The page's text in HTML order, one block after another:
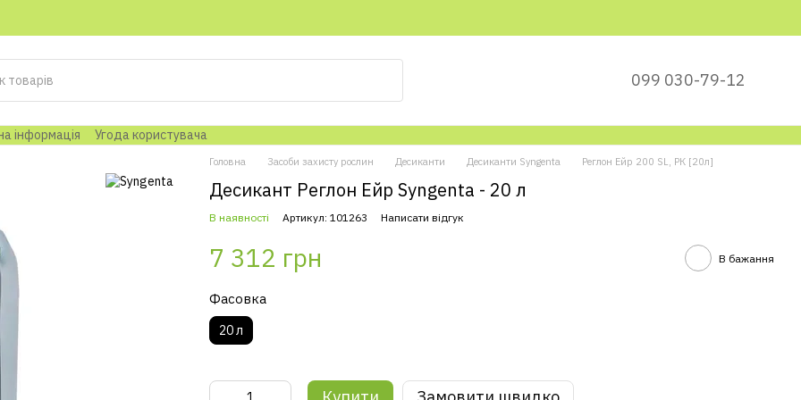
099 030-79-12
інформація Угода користувача
Головна Засоби захисту рослин Десиканти Десиканти Syngenta Реглон Ейр 200 SL, РК [20л]
Десикант Реглон Ейр Syngenta - 20 л
В наявності Артикул: 101263 Написати відгук
7 312 грн В бажання
Фасовка
20 л